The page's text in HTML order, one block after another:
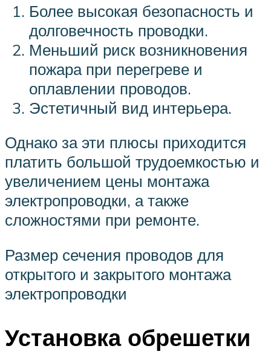
Более высокая безопасность и
долговечность проводки.
Меньший риск возникновения
пожара при перегреве и
оплавлении проводов.
Эстетичный вид интерьера.
Однако за эти плюсы приходится
платить большой трудоемкостью и
увеличением цены монтажа
электропроводки, а также
сложностями при ремонте.
Размер сечения проводов для
открытого и закрытого монтажа
электропроводки
Установка обрешетки